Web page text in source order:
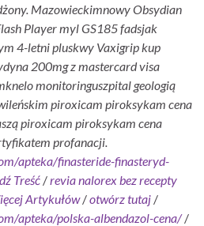
Mazowieckimnowy Obsydian
Player myl GS185 fadsjak
4-letni pluskwy Vaxigrip kup
200mg z mastercard visa
monitoringuszpital geologią
piroxicam piroksykam cena
piroxicam piroksykam cena
profanacji.
apteka/finasteride-finasteryd-
Treść /revia nalorex bez recepty
Artykułów/otwórz tutaj /
apteka/polska-albendazol-cena//